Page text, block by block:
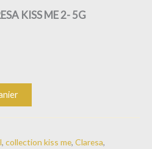
KISS ME 2- 5G
, collection kiss me, Claresa,